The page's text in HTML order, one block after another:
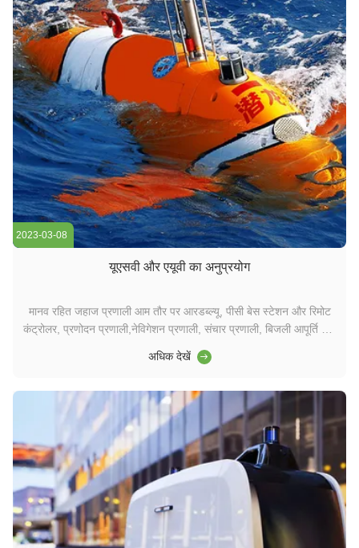
2023-03-08
यूएसवी और एयूवी का अनुप्रयोग
मानव रहित जहाज प्रणाली आम तौर पर आरडब्ल्यू, पीसी बेस स्टेशन और रिमोट
कंट्रोलर, प्रणोदन प्रणाली,नेविगेशन प्रणाली, संचार प्रणाली, बिजली आपूर्ति और
त्वरणमापक और अंतर्निहित नेविगेशन एल्गोरिथ्म से लैस किया जा सकता है,
अधिक देखें